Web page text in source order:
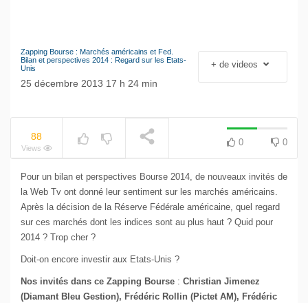
NOW PLAYING
Le séisme industriel
Zapping Bourse : Marchés américains et Fed.
Bilan et perspectives 2014 : Regard sur les Etats-
Unis
25 décembre 2013 17 h 24 min
+ de videos
88
Views
0 0
Pour un bilan et perspectives Bourse 2014, de nouveaux invités de
la Web Tv ont donné leur sentiment sur les marchés américains.
Après la décision de la Réserve Fédérale américaine, quel regard
sur ces marchés dont les indices sont au plus haut ? Quid pour
2014 ? Trop cher ?
Doit-on encore investir aux Etats-Unis ?
Nos invités dans ce Zapping Bourse : Christian Jimenez
(Diamant Bleu Gestion), Frédéric Rollin (Pictet AM), Frédéric